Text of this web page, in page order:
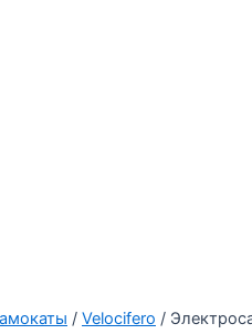
/ Velocifero /